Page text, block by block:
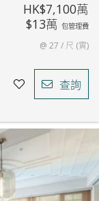
HK$7,100萬
$13萬 包管理費
@ 27 / 尺 (實)
查詢